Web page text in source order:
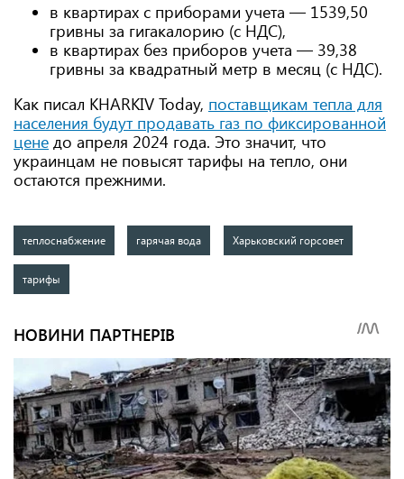
в квартирах с приборами учета — 1539,50
гривны за гигакалорию (с НДС),
в квартирах без приборов учета — 39,38
гривны за квадратный метр в месяц (с НДС).
Как писал KHARKIV Today, поставщикам тепла для
населения будут продавать газ по фиксированной
цене до апреля 2024 года. Это значит, что
украинцам не повысят тарифы на тепло, они
остаются прежними.
теплоснабжение гарячая вода Харьковский горсовет
тарифы